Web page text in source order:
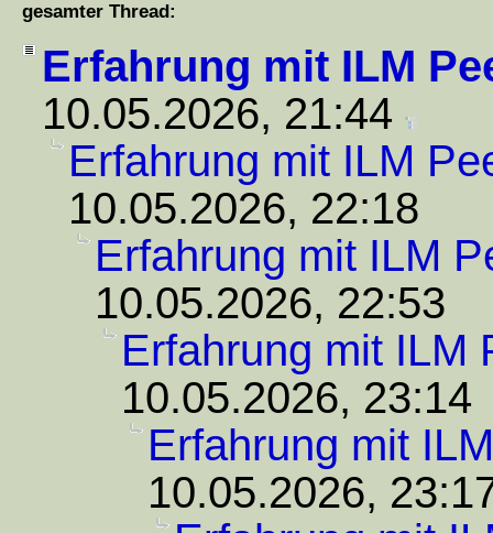
gesamter Thread:
Erfahrung mit ILM
10.05.2026, 21:44
Erfahrung mit ILM
10.05.2026, 22:18
Erfahrung mit ILM
10.05.2026, 22:53
Erfahrung mit ILM
10.05.2026, 23:14
Erfahrung mit
10.05.2026,